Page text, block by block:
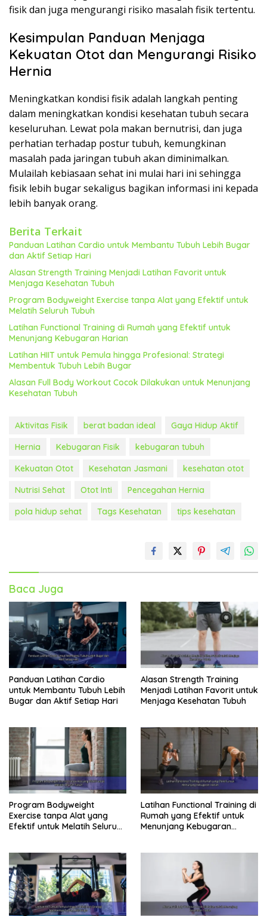
fisik dan juga mengurangi risiko masalah fisik tertentu.
Kesimpulan Panduan Menjaga
Kekuatan Otot dan Mengurangi Risiko
Hernia
Meningkatkan kondisi fisik adalah langkah penting
dalam meningkatkan kondisi kesehatan tubuh secara
keseluruhan. Lewat pola makan bernutrisi, dan juga
perhatian terhadap postur tubuh, kemungkinan
masalah pada jaringan tubuh akan diminimalkan.
Mulailah kebiasaan sehat ini mulai hari ini sehingga
fisik lebih bugar sekaligus bagikan informasi ini kepada
lebih banyak orang.
Berita Terkait
Panduan Latihan Cardio untuk Membantu Tubuh Lebih Bugar
dan Aktif Setiap Hari
Alasan Strength Training Menjadi Latihan Favorit untuk
Menjaga Kesehatan Tubuh
Program Bodyweight Exercise tanpa Alat yang Efektif untuk
Melatih Seluruh Tubuh
Latihan Functional Training di Rumah yang Efektif untuk
Menunjang Kebugaran Harian
Latihan HIIT untuk Pemula hingga Profesional: Strategi
Membentuk Tubuh Lebih Bugar
Alasan Full Body Workout Cocok Dilakukan untuk Menunjang
Kesehatan Tubuh
Aktivitas Fisik berat badan ideal
Gaya Hidup Aktif
Hernia
Kebugaran Fisik
kebugaran tubuh
Kekuatan Otot
Kesehatan Jasmani
kesehatan otot
Nutrisi Sehat
Otot Inti
Pencegahan Hernia
pola hidup sehat
Tags Kesehatan tips kesehatan
Baca Juga
Panduan Latihan Cardio
untuk Membantu Tubuh Lebih
Bugar dan Aktif Setiap Hari
Alasan Strength Training
Menjadi Latihan Favorit untuk
Menjaga Kesehatan Tubuh
Program Bodyweight
Exercise tanpa Alat yang
Efektif untuk Melatih Seluruh
Latihan Functional Training di
Rumah yang Efektif untuk
Menunjang Kebugaran